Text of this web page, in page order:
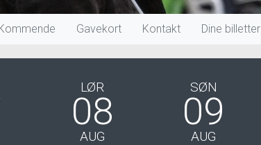
Gavekort Kontakt Dine billetter
LØR
08
AUG
SØN
09
AUG